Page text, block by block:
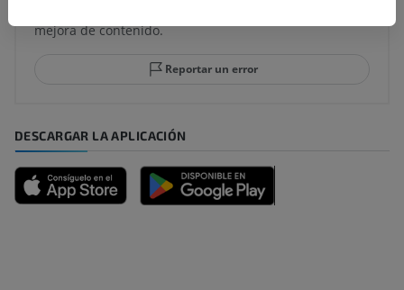
mejora de contenido.
Reportar un error
DESCARGAR LA APLICACIÓN